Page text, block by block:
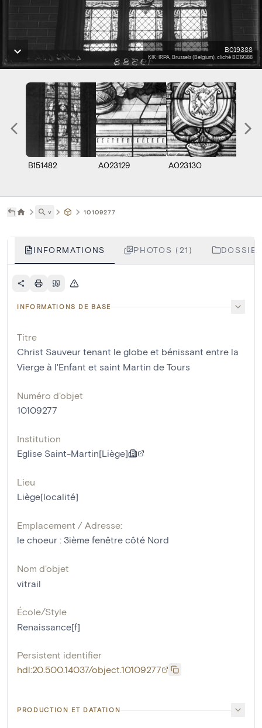
B019388
KIK-IRPA, Brussels (Belgium), cliché B019388
B151482 A023129 A023130
˅ 10109277
INFORMATIONS PHOTOS (21)
INFORMATIONS DE BASE
Titre
Christ Sauveur tenant le globe et bénissant entre la
Vierge à l'Enfant et saint Martin de Tours
Numéro d'objet
10109277
Institution
Eglise Saint-Martin[Liège]
Lieu
Liège[localité]
Emplacement / Adresse:
le choeur : 3ième fenêtre côté Nord
Nom d'objet
vitrail
École/Style
Renaissance[f]
Persistent identifier
hdl:20.500.14037/object.10109277
PRODUCTION ET DATATION